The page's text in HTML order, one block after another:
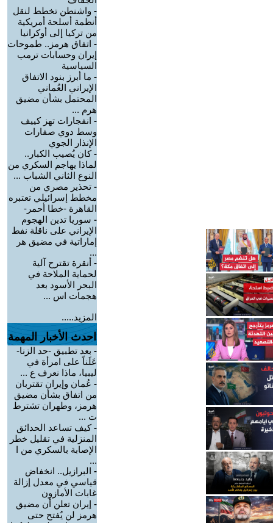
- واشنطن تخطط لنقل
أنظمة أسلحة أمريكية
من تركيا إلى أوكرانيا
- اتفاق هرمز.. طموحات
إيران وحسابات ترمب
السياسية
- ما أبرز بنود الاتفاق
الإيراني العُماني
المحتمل بشأن مضيق
هرم ...
- انفجارات تهز كييف
وسط دوي صفارات
الإنذار الجوي
-كان يُصيب الكبار..
لماذا يهاجم السكري من
النوع الثاني الشباب ...
- تحذير مصري من
مخطط إسرائيلي تعتبره
القاهرة -خطا أحمر-
- سوريا تدين الهجوم
الإيراني على ناقلة نفط
إماراتية في مضيق هر
...
- أنقرة تقترح آلية
لحماية الملاحة في
البحر الأسود بعد
هجمات اس ...
المزيد.....
احدث الأخبار المهمة
- بعد تطبيق -حد الزنا-
عَلَناً على امرأة في
ليبيا، ماذا نعرف ع ...
- عُمان وإيران تقتربان
من اتفاق بشأن مضيق
هرمز، وطهران تشترط
ت ...
-كيف تساعد الحدائق
المنزلية في تقليل خطر
الإصابة بالسكري من ا
...
- البرازيل.. انخفاض
قياسي في معدل إزالة
غابات الأمازون
- إيران تعلن أن مضيق
هرمز لن يٌفتح حتى